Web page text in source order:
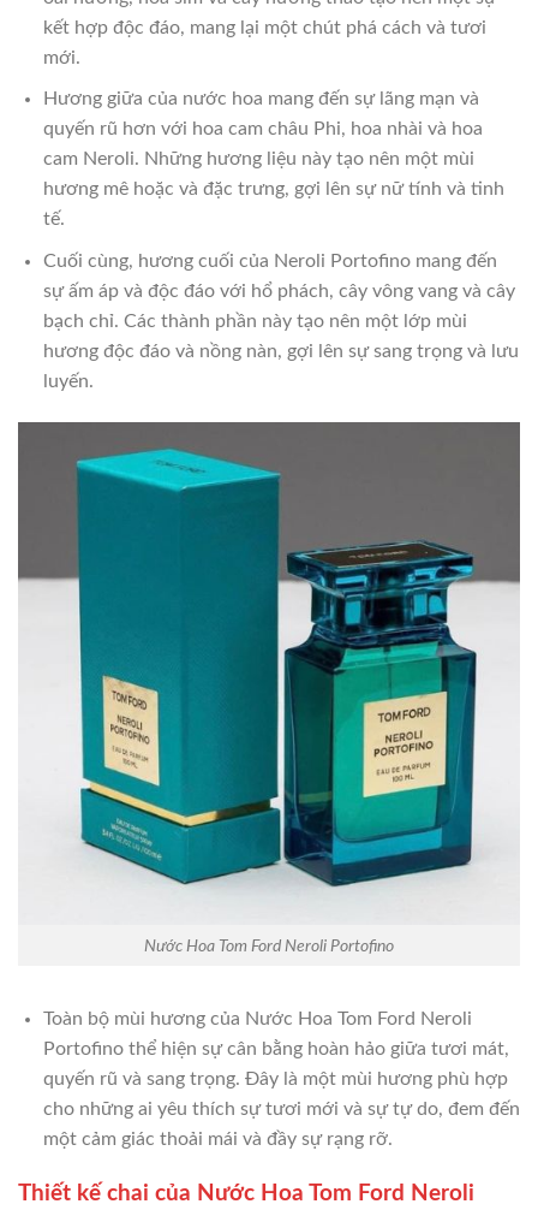
kết hợp độc đáo, mang lại một chút phá cách và tươi
mới.
Hương giữa của nước hoa mang đến sự lãng mạn và
quyến rũ hơn với hoa cam châu Phi, hoa nhài và hoa
cam Neroli. Những hương liệu này tạo nên một mùi
hương mê hoặc và đặc trưng, gợi lên sự nữ tính và tinh
tế.
Cuối cùng, hương cuối của Neroli Portofino mang đến
sự ấm áp và độc đáo với hổ phách, cây vông vang và cây
bạch chỉ. Các thành phần này tạo nên một lớp mùi
hương độc đáo và nồng nàn, gợi lên sự sang trọng và lưu
luyến.
Nước Hoa Tom Ford Neroli Portofino
Toàn bộ mùi hương của Nước Hoa Tom Ford Neroli
Portofino thể hiện sự cân bằng hoàn hảo giữa tươi mát,
quyến rũ và sang trọng. Đây là một mùi hương phù hợp
cho những ai yêu thích sự tươi mới và sự tự do, đem đến
một cảm giác thoải mái và đầy sự rạng rỡ.
Thiết kế chai của Nước Hoa Tom Ford Neroli